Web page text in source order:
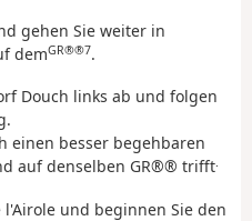
gehen Sie weiter in
demGR®®7.
Douch links ab und folgen
einen besser begehbaren
auf denselben GR®® trifft.
und beginnen Sie den